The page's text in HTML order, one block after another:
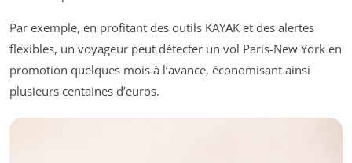
Par exemple, en profitant des outils KAYAK et des alertes
flexibles, un voyageur peut détecter un vol Paris-New York en
promotion quelques mois à l’avance, économisant ainsi
plusieurs centaines d’euros.